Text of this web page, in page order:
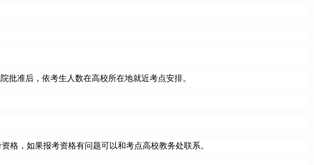
批准后，依考生人数在高校所在地就近考点安排。
格，如果报考资格有问题可以和考点高校教务处联系。